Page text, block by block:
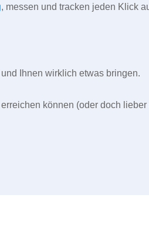
, messen und tracken jeden Klick
Ihnen wirklich etwas bringen.
können (oder doch